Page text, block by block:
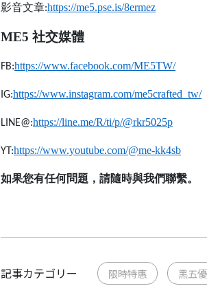
影音文章:https://me5.pse.is/8ermez
ME5 社交媒體
FB:https://www.facebook.com/ME5TW/
IG:https://www.instagram.com/me5crafted_tw/
LINE@:https://line.me/R/ti/p/@rkr5025p
YT:https://www.youtube.com/@me-kk4sb
如果您有任何問題，請隨時與我們聯繫。
記事カテゴリー 限時特惠 黑五